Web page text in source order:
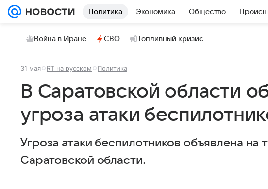
Политика Экономика Общество
Война в Иране СВО Топливный кризис
31 мая RT на русском Политика
В Саратовской области
угроза атаки
Угроза атаки беспилотников объявлена на
Саратовской области.